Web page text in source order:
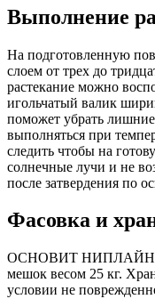
Выполнение
На подготовленную
слоем от трех до
растекание можно
игольчатый валик
поможет убрать
выполняться при
следить чтобы на
солнечные лучи и не
после затвердения по
Фасовка и
ОСНОВИТ НИПЛАЙН
мешок весом 25 кг.
условии не